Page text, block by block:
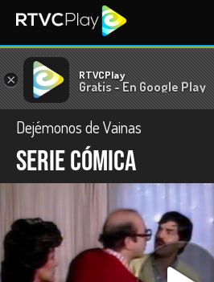
× RTVCPlay
Gratis - En Google Play
Dejémonos de Vainas
Serie cómica